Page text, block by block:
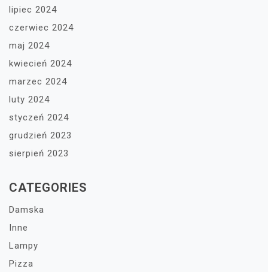
lipiec 2024
czerwiec 2024
maj 2024
kwiecień 2024
marzec 2024
luty 2024
styczeń 2024
grudzień 2023
sierpień 2023
CATEGORIES
Damska
Inne
Lampy
Pizza